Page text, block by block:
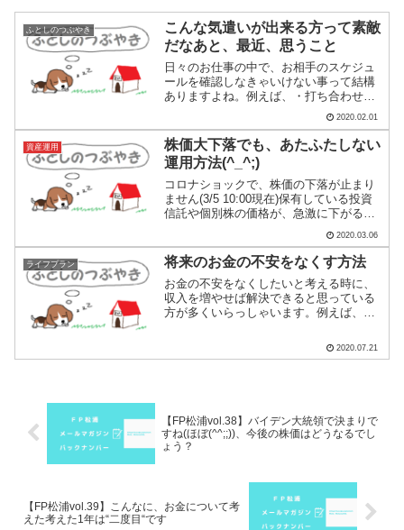
ふとしのつぶやき
こんな気遣いが出来る方って素敵
だなあと、最近、思うこと
日々のお仕事の中で、お相手のスケジュ
ールを確認しなきゃいけない事って結構
ありますよね。例えば、・打ち合わせを
トやセミナーに参加してもらいたいなど
など。このような場合、僕が「この方は
気遣いのできる方だなあ」...
2020.02.01
資産運用
株価大下落でも、あたふたしない
運用方法(^_^;)
コロナショックで、株価の下落が止まり
ません(3/5 10:00現在)保有している投資
信託や個別株の価格が、急激に下がるわ
す。しかしながら、こうゆう時ですか
ら、ご自身の運用方針について考えてみ
ましょう。僕は...
2020.03.06
ライフプラン 将来のお金の不安をなくす方法
お金の不安をなくしたいと考える時に、
収入を増やせば解決できると思っている
方が多くいらっしゃいます。例えば、転
投資に挑戦するこれでは、解決しませ
ん。収入が増えれば増えるほど、want(欲
2020.07.21
【FP松浦vol.38】バイデン大統領で決まりで
すね(ほぼ(^^;;))、今後の株価はどうなるでし
ょう？
【FP松浦vol.39】こんなに、お金について考
えた考えた1年は“二度目“です